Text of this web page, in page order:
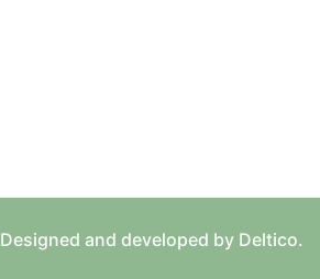
Designed and developed by Deltico.